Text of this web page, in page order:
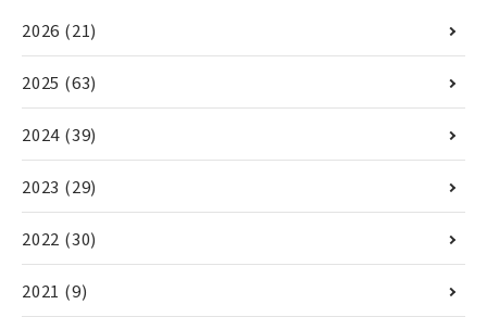
2026 (21)
2025 (63)
2024 (39)
2023 (29)
2022 (30)
2021 (9)